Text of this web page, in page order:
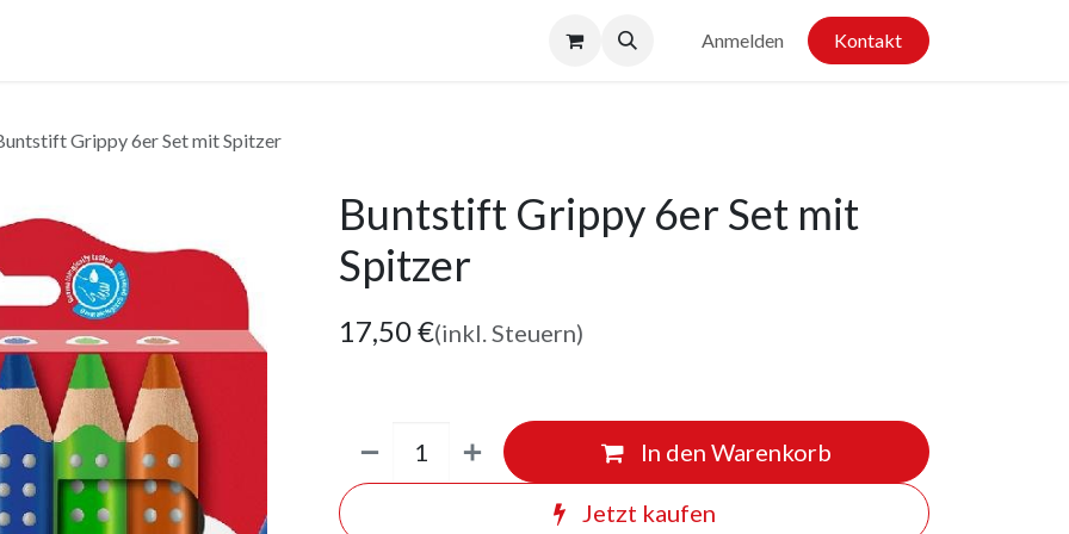
Anmelden Kontakt
Grippy 6er Set mit Spitzer
Buntstift Grippy 6er Set mit
Spitzer
17,50€(inkl. Steuern)
In den Warenkorb
Jetzt kaufen